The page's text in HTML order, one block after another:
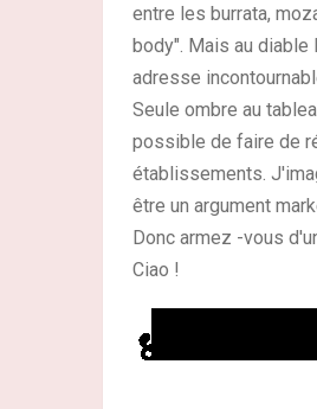
entre les burrata,
body". Mais au
adresse
Seule ombre au
possible de faire de
établissements.
être un argument
Donc armez -vous
Ciao !